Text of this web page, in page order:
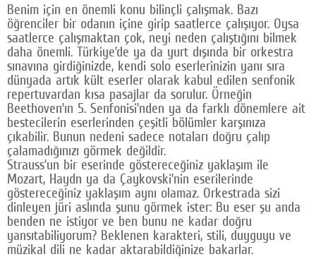
Benim için en önemli konu bilinçli çalışmak. Bazı
öğrenciler bir odanın içine girip saatlerce çalışıyor. Oysa
saatlerce çalışmaktan çok, neyi neden çalıştığını bilmek
daha önemli. Türkiye’de ya da yurt dışında bir orkestra
sınavına girdiğinizde, kendi solo eserlerinizin yanı sıra
dünyada artık kült eserler olarak kabul edilen senfonik
repertuvardan kısa pasajlar da sorulur. Örneğin
Beethoven’ın 5. Senfonisi’nden ya da farklı dönemlere ait
bestecilerin eserlerinden çeşitli bölümler karşınıza
çıkabilir. Bunun nedeni sadece notaları doğru çalıp
çalamadığınızı görmek değildir.
Strauss’un bir eserinde göstereceğiniz yaklaşım ile
Mozart, Haydn ya da Çaykovski’nin eserilerinde
göstereceğiniz yaklaşım aynı olamaz. Orkestrada sizi
dinleyen jüri aslında şunu görmek ister: Bu eser şu anda
benden ne istiyor ve ben bunu ne kadar doğru
yansıtabiliyorum? Beklenen karakteri, stili, duyguyu ve
müzikal dili ne kadar aktarabildiğinize bakarlar.